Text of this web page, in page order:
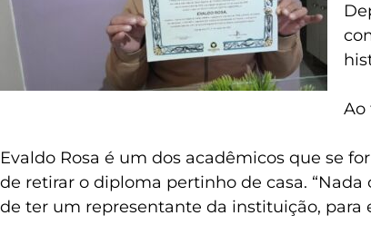
Ao
Evaldo Rosa é um dos acadêmicos que se
de retirar o diploma pertinho de casa.
de ter um representante da instituição, para